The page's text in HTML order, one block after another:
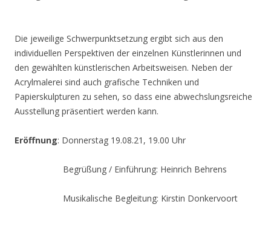
Die jeweilige Schwerpunktsetzung ergibt sich aus den
individuellen Perspektiven der einzelnen Künstlerinnen und
den gewählten künstlerischen Arbeitsweisen. Neben der
Acrylmalerei sind auch grafische Techniken und
Papierskulpturen zu sehen, so dass eine abwechslungsreiche
Ausstellung präsentiert werden kann.
Eröffnung: Donnerstag 19.08.21, 19.00 Uhr
Begrüßung / Einführung: Heinrich Behrens
Musikalische Begleitung: Kirstin Donkervoort